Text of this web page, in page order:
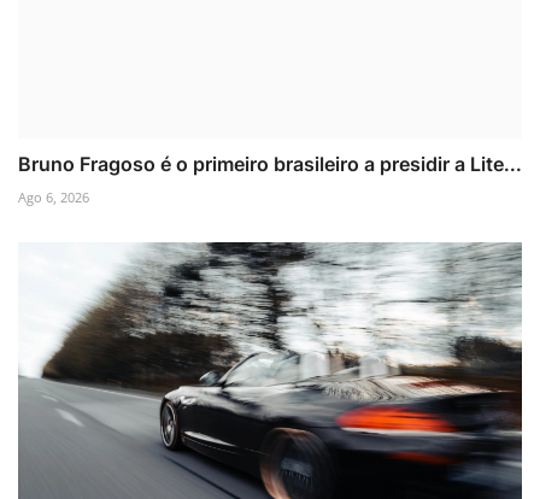
Bruno Fragoso é o primeiro brasileiro a presidir a Lite...
Ago 6, 2026